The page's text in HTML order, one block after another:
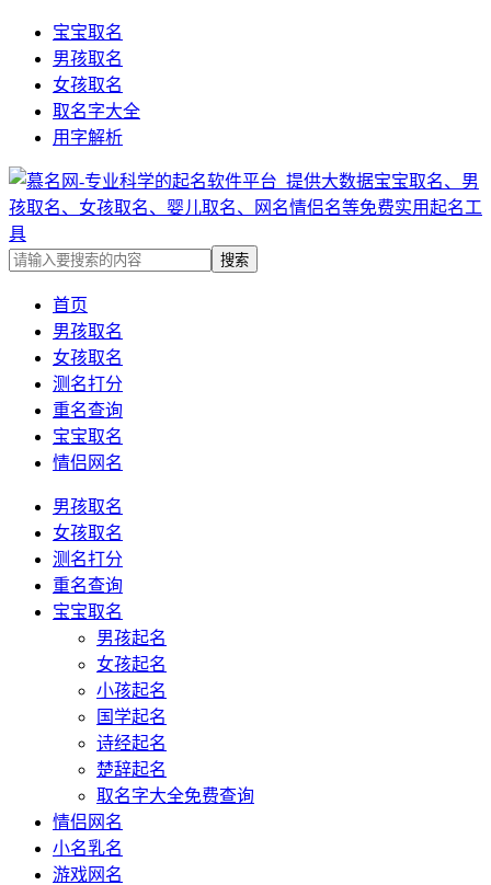
宝宝取名
男孩取名
女孩取名
取名字大全
用字解析
首页
男孩取名
女孩取名
测名打分
重名查询
宝宝取名
情侣网名
男孩取名
女孩取名
测名打分
重名查询
宝宝取名
男孩起名
女孩起名
小孩起名
国学起名
诗经起名
楚辞起名
取名字大全免费查询
情侣网名
小名乳名
游戏网名